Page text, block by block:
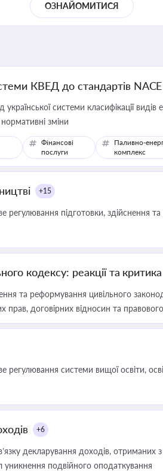
ОЗНАЙОМИТИСЯ
КВЕД до стандартів NACE
системи класифікації видів
зміни
Фінансові
послуги
Паливно-
комплекс
+15
підготовки, здійснення та
кодексу: реакції та критика
та реформування цивільного
договірних відносин та
системи вищої освіти,
+6
декларування доходів,
уникнення подвійного оподаткування